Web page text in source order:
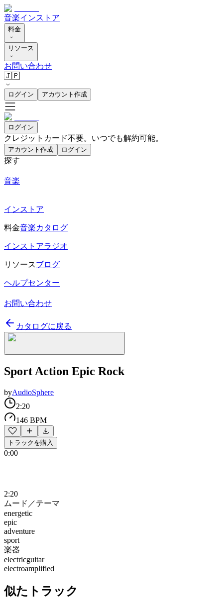
音楽インストア
料金
リソース
お問い合わせ
🇯🇵
ログイン アカウント作成
ログイン
クレジットカード不要。いつでも解約可能。
アカウント作成 ログイン
探す
音楽
インストア
料金音楽カタログ
インストアラジオ
リソースブログ
ヘルプセンター
お問い合わせ
カタログに戻る
Sport Action Epic Rock
byAudioSphere
2:20
146 BPM
トラックを購入
0:00
2:20
ムード／テーマ
energetic
epic
adventure
sport
楽器
electricguitar
electroamplified
似たトラック